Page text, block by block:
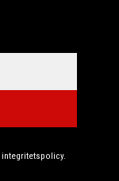
integritetspolicy.